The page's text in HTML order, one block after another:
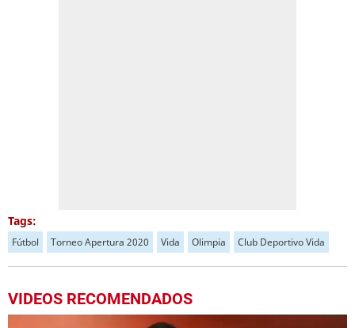
Tags:
Fútbol Torneo Apertura 2020 Vida Olimpia Club Deportivo Vida
VIDEOS RECOMENDADOS